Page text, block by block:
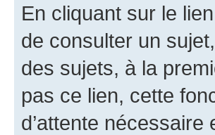
En cliquant sur le
de consulter un
des sujets, à la
pas ce lien, cette
d’attente